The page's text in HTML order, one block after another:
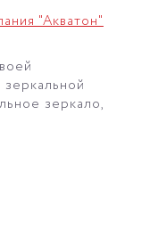
"Акватон"
зеркало,